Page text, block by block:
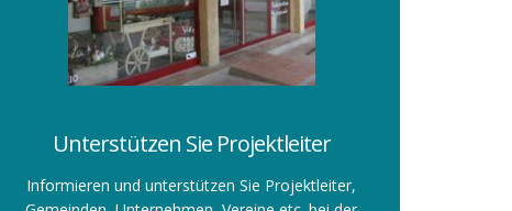
Unterstützen Sie Projektleiter
Informieren und unterstützen Sie Projektleiter,